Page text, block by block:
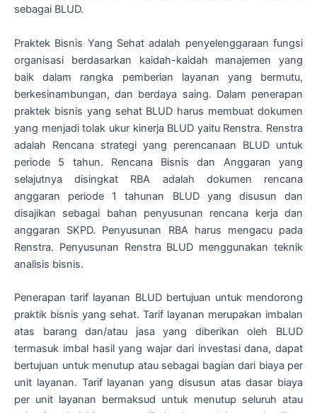
sebagai BLUD.
Praktek Bisnis Yang Sehat adalah penyelenggaraan fungsi
organisasi berdasarkan kaidah-kaidah manajemen yang
baik dalam rangka pemberian layanan yang bermutu,
berkesinambungan, dan berdaya saing. Dalam penerapan
praktek bisnis yang sehat BLUD harus membuat dokumen
yang menjadi tolak ukur kinerja BLUD yaitu Renstra. Renstra
adalah Rencana strategi yang perencanaan BLUD untuk
periode 5 tahun. Rencana Bisnis dan Anggaran yang
selajutnya disingkat RBA adalah dokumen rencana
anggaran periode 1 tahunan BLUD yang disusun dan
disajikan sebagai bahan penyusunan rencana kerja dan
anggaran SKPD. Penyusunan RBA harus mengacu pada
Renstra. Penyusunan Renstra BLUD menggunakan teknik
analisis bisnis.
Penerapan tarif layanan BLUD bertujuan untuk mendorong
praktik bisnis yang sehat. Tarif layanan merupakan imbalan
atas barang dan/atau jasa yang diberikan oleh BLUD
termasuk imbal hasil yang wajar dari investasi dana, dapat
bertujuan untuk menutup atau sebagai bagian dari biaya per
unit layanan. Tarif layanan yang disusun atas dasar biaya
per unit layanan bermaksud untuk menutup seluruh atau